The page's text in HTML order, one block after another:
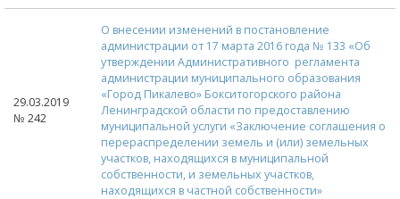
29.03.2019
№ 242
О внесении изменений в постановление
администрации от 17 марта 2016 года № 133 «Об
утверждении Административного регламента
администрации муниципального образования
«Город Пикалево» Бокситогорского района
Ленинградской области по предоставлению
муниципальной услуги «Заключение соглашения о
перераспределении земель и (или) земельных
участков, находящихся в муниципальной
собственности, и земельных участков,
находящихся в частной собственности»